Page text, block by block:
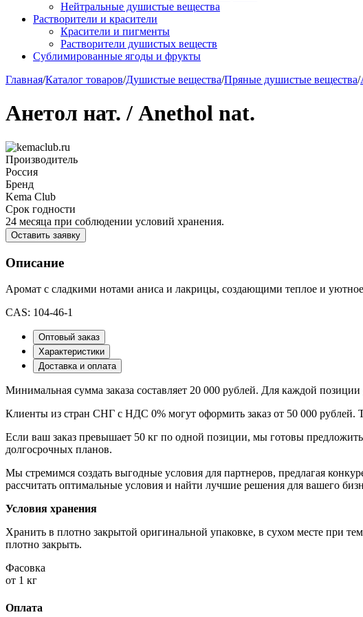
Нейтральные душистые вещества
Растворители и красители
Красители и пигменты
Растворители душистых веществ
Сублимированные ягоды и фрукты
Главная/Каталог товаров/Душистые вещества/Пряные душистые вещества/
Анетол нат. / Anethol nat.
Производитель
Россия
Бренд
Kema Club
Срок годности
24 месяца при соблюдении условий хранения.
Оставить заявку
Описание
Аромат с сладкими нотами аниса и лакрицы, создающими теплое и
CAS: 104-46-1
Оптовый заказ
Характеристики
Доставка и оплата
Минимальная сумма заказа составляет 20 000 рублей. Для каждой
Клиенты из стран СНГ с НДС 0% могут оформить заказ от 50 000
Если ваш заказ превышает 50 кг по одной позиции, мы готовы
долгосрочных планов.
Мы стремимся создать выгодные условия для партнеров, предлагая
рассчитать оптимальные условия и найти лучшие решения для вашего
Условия хранения
Хранить в плотно закрытой оригинальной упаковке, в сухом месте при
плотно закрыть.
Фасовка
от 1 кг
Оплата